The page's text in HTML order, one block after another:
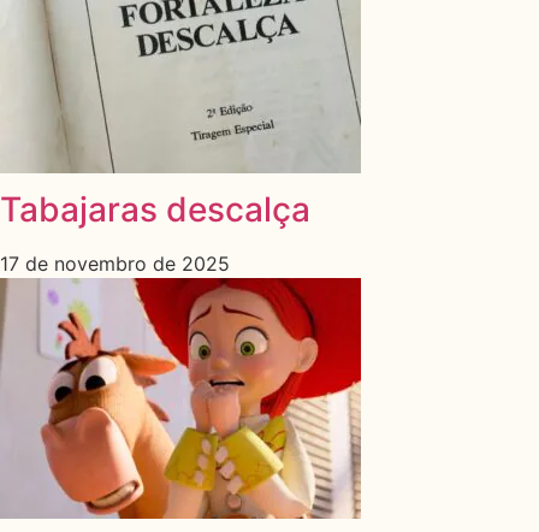
Tabajaras descalça
17 de novembro de 2025